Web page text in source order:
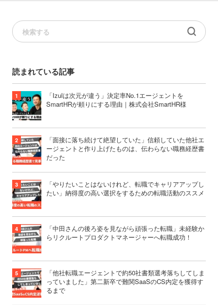
読まれている記事
「Izulは次元が違う」決定率No.1エージェントを
SmartHRが頼りにする理由｜株式会社SmartHR様
「面接に落ち続けて絶望していた」信頼していた他社エ
ージェントと作り上げたものは、伝わらない職務経歴書
だった
「やりたいことはないけれど、転職でキャリアアップし
たい」納得度の高い選択をするための転職活動のススメ
「中田さんの後ろ姿を見ながら頑張った転職」未経験か
らリクルートプロダクトマネージャーへ転職成功！
「他社転職エージェントで約50社書類選考落ちしてしま
っていました」第二新卒で難関SaaSのCS内定を獲得す
るまで